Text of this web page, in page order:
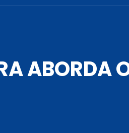
ABORDA